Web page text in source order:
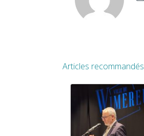
Articles recommandés